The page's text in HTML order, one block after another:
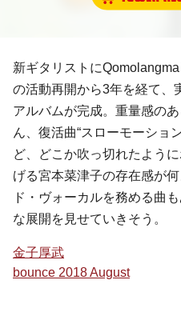
新ギタリストに
の活動再開から3年を経て、
アルバムが完成。重量感の
ん、復活曲“スローモーショ
ど、どこか吹っ切れたよう
げる宮本菜津子の存在感が
ド・ヴォーカルを務める曲
な展開を見せていきそう。
金子厚武
bounce 2018 August